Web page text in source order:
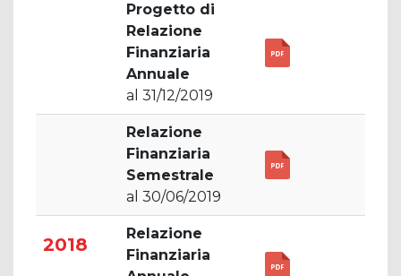
Progetto di
Relazione
Finanziaria
Annuale
al 31/12/2019
Relazione
Finanziaria
Semestrale
al 30/06/2019
2018
Relazione
Finanziaria